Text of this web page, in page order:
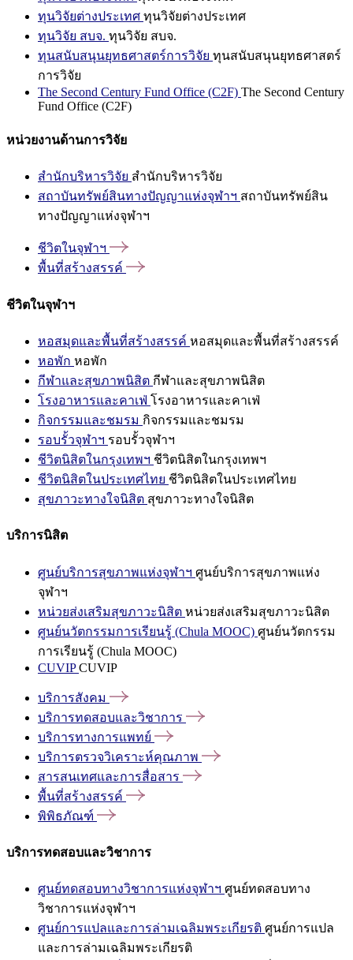
ทุนวิจัยต่างประเทศ ทุนวิจัยต่างประเทศ
ทุนวิจัย สบจ. ทุนวิจัย สบจ.
ทุนสนับสนุนยุทธศาสตร์การวิจัย ทุนสนับสนุนยุทธศาสตร์
การวิจัย
The Second Century Fund Office (C2F) The Second Century
Fund Office (C2F)
หน่วยงานด้านการวิจัย
สำนักบริหารวิจัย สำนักบริหารวิจัย
สถาบันทรัพย์สินทางปัญญาแห่งจุฬาฯ สถาบันทรัพย์สิน
ทางปัญญาแห่งจุฬาฯ
ชีวิตในจุฬาฯ
พื้นที่สร้างสรรค์
ชีวิตในจุฬาฯ
หอสมุดและพื้นที่สร้างสรรค์ หอสมุดและพื้นที่สร้างสรรค์
หอพัก หอพัก
กีฬาและสุขภาพนิสิต กีฬาและสุขภาพนิสิต
โรงอาหารและคาเฟ่ โรงอาหารและคาเฟ่
กิจกรรมและชมรม กิจกรรมและชมรม
รอบรั้วจุฬาฯ รอบรั้วจุฬาฯ
ชีวิตนิสิตในกรุงเทพฯ ชีวิตนิสิตในกรุงเทพฯ
ชีวิตนิสิตในประเทศไทย ชีวิตนิสิตในประเทศไทย
สุขภาวะทางใจนิสิต สุขภาวะทางใจนิสิต
บริการนิสิต
ศูนย์บริการสุขภาพแห่งจุฬาฯ ศูนย์บริการสุขภาพแห่ง
จุฬาฯ
หน่วยส่งเสริมสุขภาวะนิสิต หน่วยส่งเสริมสุขภาวะนิสิต
ศูนย์นวัตกรรมการเรียนรู้ (Chula MOOC) ศูนย์นวัตกรรม
การเรียนรู้ (Chula MOOC)
CUVIPCUVIP
บริการสังคม
บริการทดสอบและวิชาการ
บริการทางการแพทย์
บริการตรวจวิเคราะห์คุณภาพ
สารสนเทศและการสื่อสาร
พื้นที่สร้างสรรค์
พิพิธภัณฑ์
บริการทดสอบและวิชาการ
ศูนย์ทดสอบทางวิชาการแห่งจุฬาฯ ศูนย์ทดสอบทาง
วิชาการแห่งจุฬาฯ
ศูนย์การแปลและการล่ามเฉลิมพระเกียรติ ศูนย์การแปล
และการล่ามเฉลิมพระเกียรติ